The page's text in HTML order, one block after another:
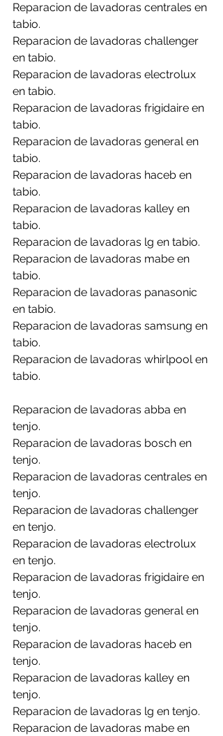
Reparacion de lavadoras centrales en
tabio.
Reparacion de lavadoras challenger
en tabio.
Reparacion de lavadoras electrolux
en tabio.
Reparacion de lavadoras frigidaire en
tabio.
Reparacion de lavadoras general en
tabio.
Reparacion de lavadoras haceb en
tabio.
Reparacion de lavadoras kalley en
tabio.
Reparacion de lavadoras lg en tabio.
Reparacion de lavadoras mabe en
tabio.
Reparacion de lavadoras panasonic
en tabio.
Reparacion de lavadoras samsung en
tabio.
Reparacion de lavadoras whirlpool en
tabio.
Reparacion de lavadoras abba en
tenjo.
Reparacion de lavadoras bosch en
tenjo.
Reparacion de lavadoras centrales en
tenjo.
Reparacion de lavadoras challenger
en tenjo.
Reparacion de lavadoras electrolux
en tenjo.
Reparacion de lavadoras frigidaire en
tenjo.
Reparacion de lavadoras general en
tenjo.
Reparacion de lavadoras haceb en
tenjo.
Reparacion de lavadoras kalley en
tenjo.
Reparacion de lavadoras lg en tenjo.
Reparacion de lavadoras mabe en